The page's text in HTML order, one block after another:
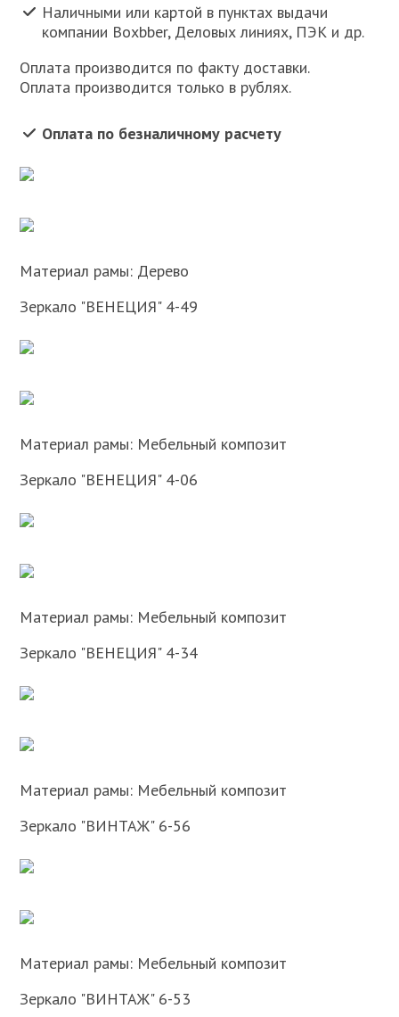
Наличными или картой в пунктах выдачи
компании Boxbber, Деловых линиях, ПЭК и др.
Оплата производится по факту доставки.
Оплата производится только в рублях.
Оплата по безналичному расчету
Материал рамы: Дерево
Зеркало "ВЕНЕЦИЯ" 4-49
Материал рамы: Мебельный композит
Зеркало "ВЕНЕЦИЯ" 4-06
Материал рамы: Мебельный композит
Зеркало "ВЕНЕЦИЯ" 4-34
Материал рамы: Мебельный композит
Зеркало "ВИНТАЖ" 6-56
Материал рамы: Мебельный композит
Зеркало "ВИНТАЖ" 6-53